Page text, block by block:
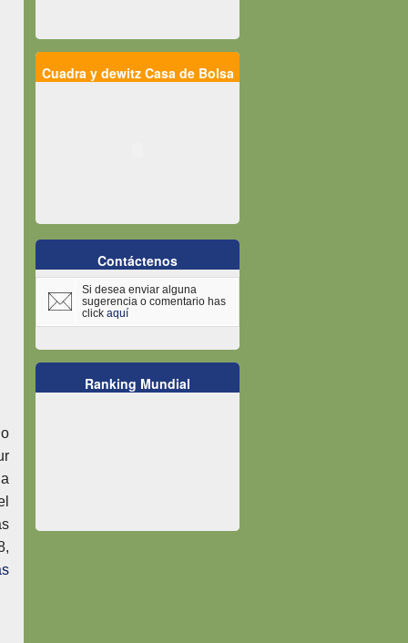
Cuadra y dewitz Casa de Bolsa
Contáctenos
Si desea enviar alguna
sugerencia o comentario has
clickaquí
Ranking Mundial